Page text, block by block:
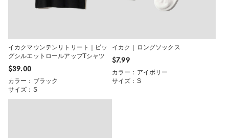
イカクマウンテンリトリート｜ビッ
グシルエットロールアップTシャツ
$‌39.00
カラー：ブラック
サイズ：S
イカク｜ロングソックス
$‌7.99
カラー：アイボリー
サイズ：S